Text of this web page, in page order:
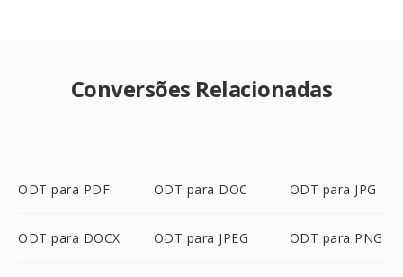
Conversões Relacionadas
ODT para PDF ODT para DOC ODT para JPG
ODT para DOCX ODT para JPEG ODT para PNG